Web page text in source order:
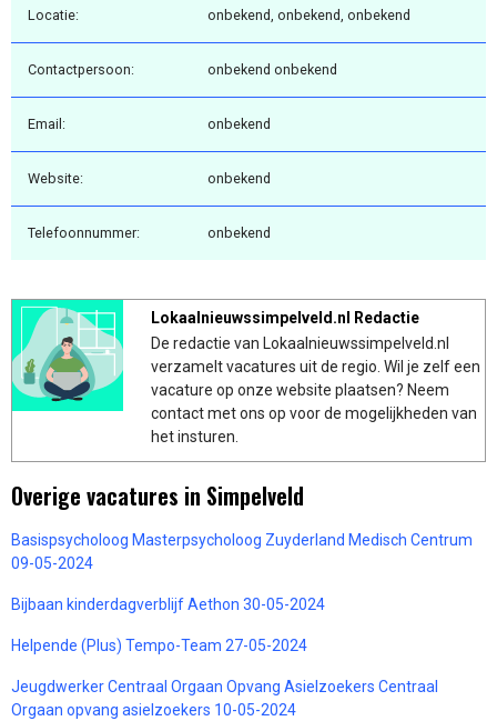
Locatie: onbekend, onbekend, onbekend
Contactpersoon: onbekend onbekend
Email: onbekend
Website: onbekend
Telefoonnummer: onbekend
Lokaalnieuwssimpelveld.nl Redactie
De redactie van Lokaalnieuwssimpelveld.nl
verzamelt vacatures uit de regio. Wil je zelf een
vacature op onze website plaatsen? Neem
contact met ons op voor de mogelijkheden van
het insturen.
Overige vacatures in Simpelveld
Basispsycholoog Masterpsycholoog Zuyderland Medisch Centrum
09-05-2024
Bijbaan kinderdagverblijf Aethon 30-05-2024
Helpende (Plus) Tempo-Team 27-05-2024
Jeugdwerker Centraal Orgaan Opvang Asielzoekers Centraal
Orgaan opvang asielzoekers 10-05-2024